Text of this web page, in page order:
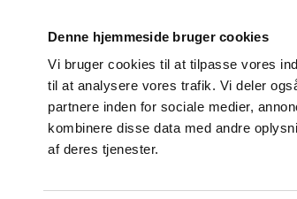
Denne hjemmeside bruger cookies
Vi bruger cookies til at tilpasse vores
til at analysere vores trafik. Vi deler
partnere inden for sociale medier,
kombinere disse data med andre
af deres tjenester.
Godkendelse og
Bivirkninger og
produktinformation